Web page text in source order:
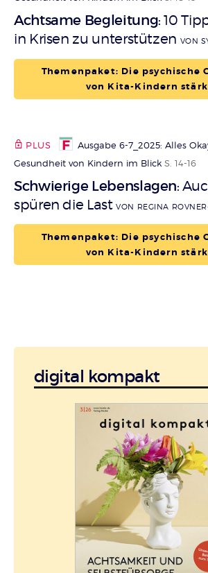
Achtsame Begleitung:10
in Krisen zu unterstützen VON
Themenpaket: Die psychische
von Kita-Kindern
PLUS
Ausgabe 6-7_2025: Alles
Gesundheit von Kindern im Blick S. 14-16
Schwierige Lebenslagen:
spüren die Last VON REGINA
Themenpaket: Die psychische
von Kita-Kindern
digital kompakt